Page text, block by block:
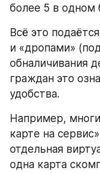
более 5 в одном
Всё это
и «дропами»
обналичивания
граждан это
удобства.
Например,
карте на
отдельная
одна карта